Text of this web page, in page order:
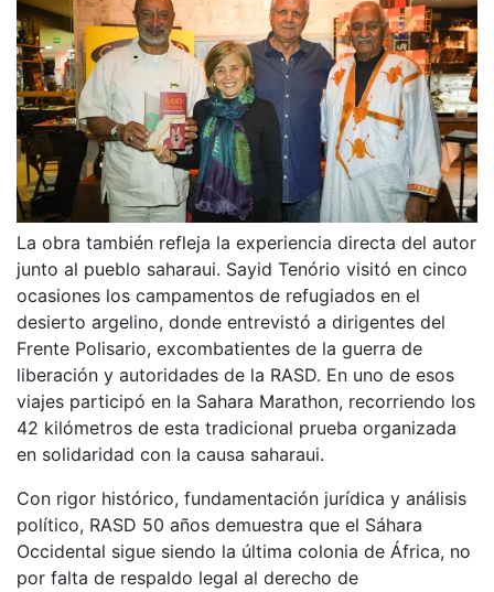
La obra también refleja la experiencia directa del autor
junto al pueblo saharaui. Sayid Tenório visitó en cinco
ocasiones los campamentos de refugiados en el
desierto argelino, donde entrevistó a dirigentes del
Frente Polisario, excombatientes de la guerra de
liberación y autoridades de la RASD. En uno de esos
viajes participó en la Sahara Marathon, recorriendo los
42 kilómetros de esta tradicional prueba organizada
en solidaridad con la causa saharaui.
Con rigor histórico, fundamentación jurídica y análisis
político, RASD 50 años demuestra que el Sáhara
Occidental sigue siendo la última colonia de África, no
por falta de respaldo legal al derecho de